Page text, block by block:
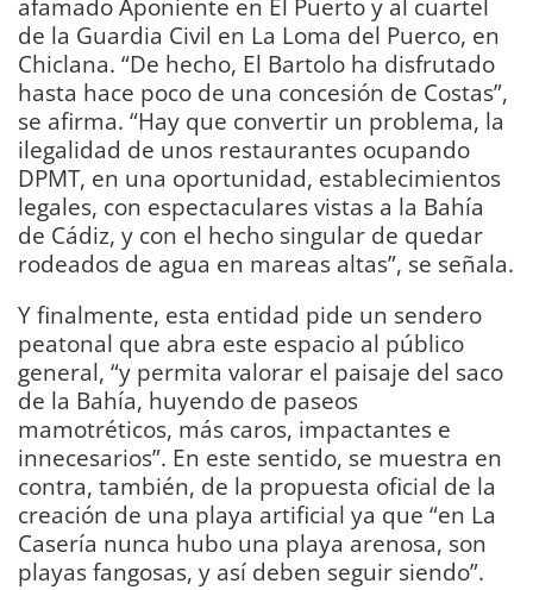
afamado Aponiente en El Puerto y al cuartel
de la Guardia Civil en La Loma del Puerco, en
Chiclana. “De hecho, El Bartolo ha disfrutado
hasta hace poco de una concesión de Costas”,
se afirma. “Hay que convertir un problema, la
ilegalidad de unos restaurantes ocupando
DPMT, en una oportunidad, establecimientos
legales, con espectaculares vistas a la Bahía
de Cádiz, y con el hecho singular de quedar
rodeados de agua en mareas altas”, se señala.
Y finalmente, esta entidad pide un sendero
peatonal que abra este espacio al público
general, “y permita valorar el paisaje del saco
de la Bahía, huyendo de paseos
mamotréticos, más caros, impactantes e
innecesarios”. En este sentido, se muestra en
contra, también, de la propuesta oficial de la
creación de una playa artificial ya que “en La
Casería nunca hubo una playa arenosa, son
playas fangosas, y así deben seguir siendo”.